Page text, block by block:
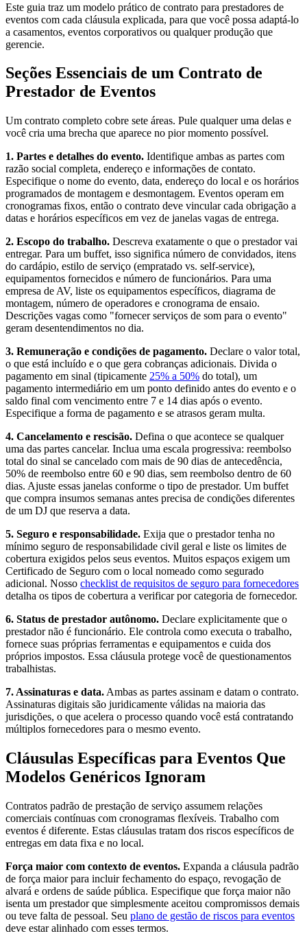
Este guia traz um modelo prático de contrato para prestadores de
eventos com cada cláusula explicada, para que você possa adaptá-lo
a casamentos, eventos corporativos ou qualquer produção que
gerencie.
Seções Essenciais de um Contrato de
Prestador de Eventos
Um contrato completo cobre sete áreas. Pule qualquer uma delas e
você cria uma brecha que aparece no pior momento possível.
1. Partes e detalhes do evento. Identifique ambas as partes com
razão social completa, endereço e informações de contato.
Especifique o nome do evento, data, endereço do local e os horários
programados de montagem e desmontagem. Eventos operam em
cronogramas fixos, então o contrato deve vincular cada obrigação a
datas e horários específicos em vez de janelas vagas de entrega.
2. Escopo do trabalho. Descreva exatamente o que o prestador vai
entregar. Para um buffet, isso significa número de convidados, itens
do cardápio, estilo de serviço (empratado vs. self-service),
equipamentos fornecidos e número de funcionários. Para uma
empresa de AV, liste os equipamentos específicos, diagrama de
montagem, número de operadores e cronograma de ensaio.
Descrições vagas como "fornecer serviços de som para o evento"
geram desentendimentos no dia.
3. Remuneração e condições de pagamento. Declare o valor total,
o que está incluído e o que gera cobranças adicionais. Divida o
pagamento em sinal (tipicamente 25% a 50% do total), um
pagamento intermediário em um ponto definido antes do evento e o
saldo final com vencimento entre 7 e 14 dias após o evento.
Especifique a forma de pagamento e se atrasos geram multa.
4. Cancelamento e rescisão. Defina o que acontece se qualquer
uma das partes cancelar. Inclua uma escala progressiva: reembolso
total do sinal se cancelado com mais de 90 dias de antecedência,
50% de reembolso entre 60 e 90 dias, sem reembolso dentro de 60
dias. Ajuste essas janelas conforme o tipo de prestador. Um buffet
que compra insumos semanas antes precisa de condições diferentes
de um DJ que reserva a data.
5. Seguro e responsabilidade. Exija que o prestador tenha no
mínimo seguro de responsabilidade civil geral e liste os limites de
cobertura exigidos pelos seus eventos. Muitos espaços exigem um
Certificado de Seguro com o local nomeado como segurado
adicional. Nosso checklist de requisitos de seguro para fornecedores
detalha os tipos de cobertura a verificar por categoria de fornecedor.
6. Status de prestador autônomo. Declare explicitamente que o
prestador não é funcionário. Ele controla como executa o trabalho,
fornece suas próprias ferramentas e equipamentos e cuida dos
próprios impostos. Essa cláusula protege você de questionamentos
trabalhistas.
7. Assinaturas e data. Ambas as partes assinam e datam o contrato.
Assinaturas digitais são juridicamente válidas na maioria das
jurisdições, o que acelera o processo quando você está contratando
múltiplos fornecedores para o mesmo evento.
Cláusulas Específicas para Eventos Que
Modelos Genéricos Ignoram
Contratos padrão de prestação de serviço assumem relações
comerciais contínuas com cronogramas flexíveis. Trabalho com
eventos é diferente. Estas cláusulas tratam dos riscos específicos de
entregas em data fixa e no local.
Força maior com contexto de eventos. Expanda a cláusula padrão
de força maior para incluir fechamento do espaço, revogação de
alvará e ordens de saúde pública. Especifique que força maior não
isenta um prestador que simplesmente aceitou compromissos demais
ou teve falta de pessoal. Seu plano de gestão de riscos para eventos
deve estar alinhado com esses termos.